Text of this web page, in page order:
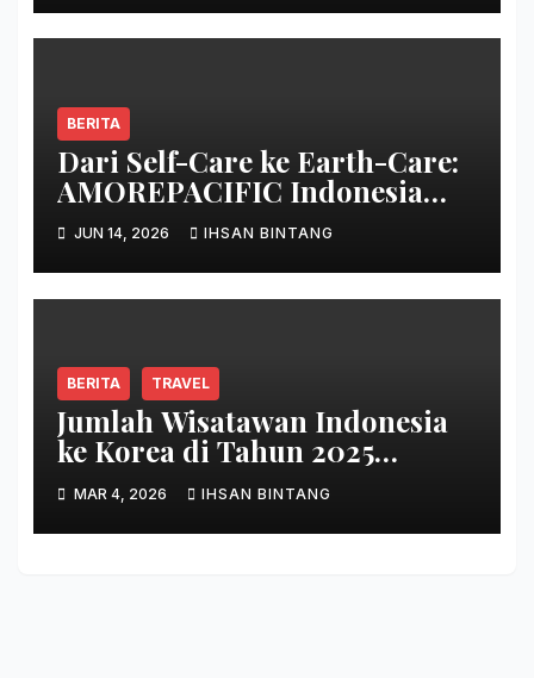
BERITA
Dari Self-Care ke Earth-Care:
AMOREPACIFIC Indonesia
Ciptakan Gerakan
Keberlanjutan Baru di Bali
JUN 14, 2026 IHSAN BINTANG
BERITA TRAVEL
Jumlah Wisatawan Indonesia
ke Korea di Tahun 2025
Terbanyak Sepanjang Sejarah
MAR 4, 2026 IHSAN BINTANG